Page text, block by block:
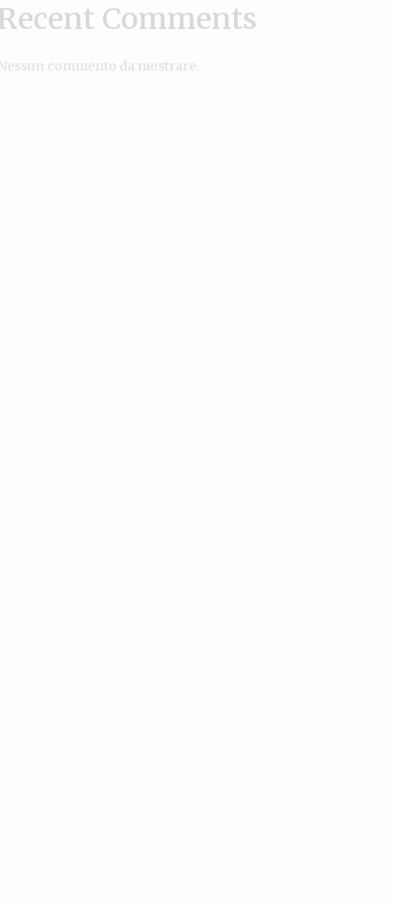
Comments
commento da mostrare.